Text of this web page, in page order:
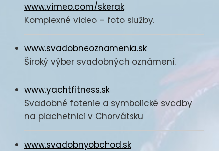
www.vimeo.com/skerak
Komplexné video – foto služby.
www.svadobneoznamenia.sk
Široký výber svadobných oznámení.
www.yachtfitness.sk
Svadobné fotenie a symbolické svadby
na plachetnici v Chorvátsku
www.svadobnyobchod.sk